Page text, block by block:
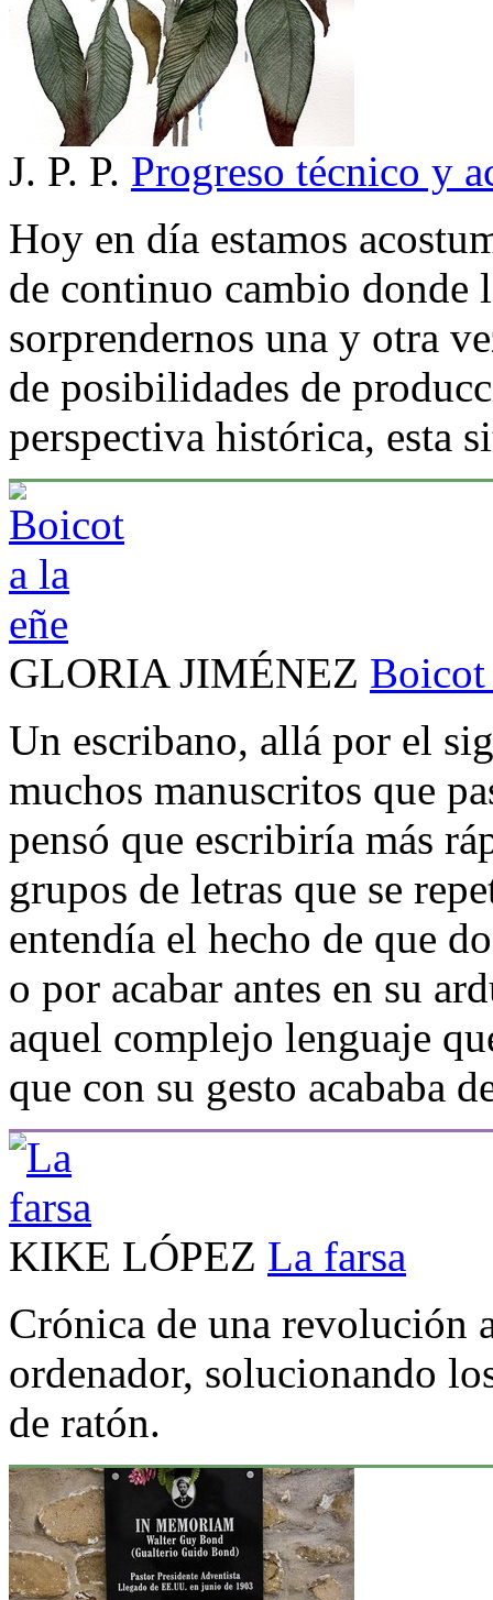
J. P. P. Progreso técnico y
Hoy en día estamos
de continuo cambio donde
sorprendernos una y otra
de posibilidades de
perspectiva histórica, esta
GLORIA JIMÉNEZ Boicot
Un escribano, allá por el
muchos manuscritos que
pensó que escribiría más
grupos de letras que se
entendía el hecho de que
o por acabar antes en su
aquel complejo lenguaje
que con su gesto acababa
KIKE LÓPEZ La farsa
Crónica de una revolución
ordenador, solucionando
de ratón.